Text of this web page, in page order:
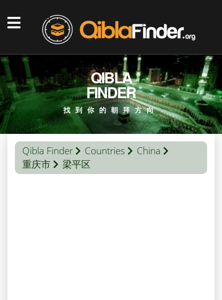
QIBLA
FINDER
找到你的朝拜方向
Qibla Finder Countries
China
重庆市
梁平区